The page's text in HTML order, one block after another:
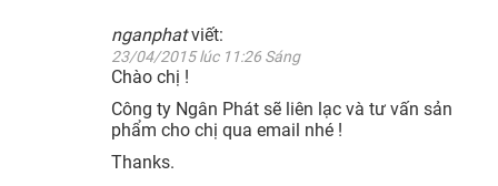
nganphat viết:
23/04/2015 lúc 11:26 Sáng
Chào chị !
Công ty Ngân Phát sẽ liên lạc và tư vấn sản
phẩm cho chị qua email nhé !
Thanks.